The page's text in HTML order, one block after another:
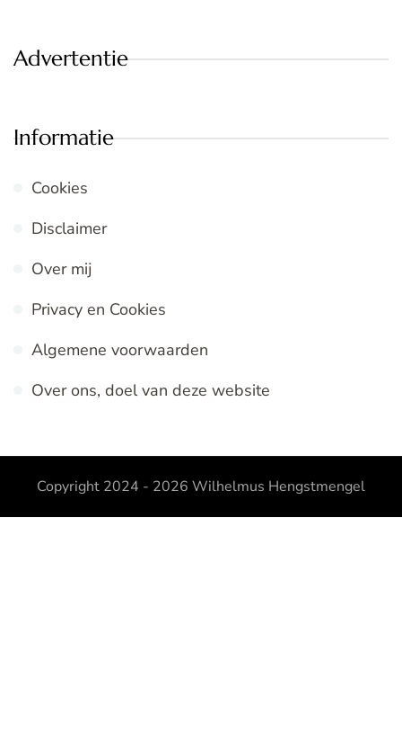
Advertentie
Informatie
Cookies
Disclaimer
Over mij
Privacy en Cookies
Algemene voorwaarden
Over ons, doel van deze website
Copyright 2024 - 2026 Wilhelmus Hengstmengel